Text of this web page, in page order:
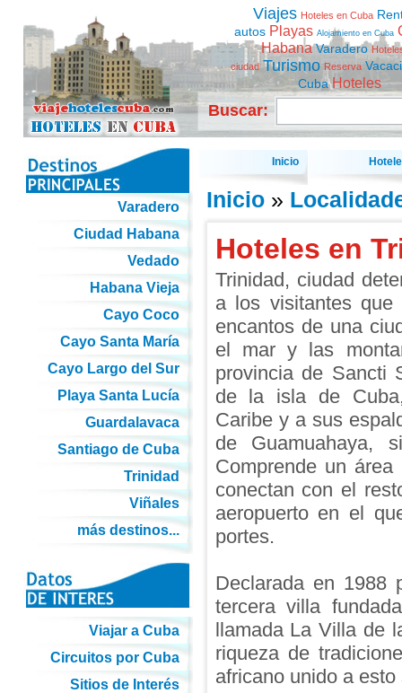
Viajes Hoteles en Cuba
autos Playas Alojamiento en Cuba
Habana Varadero
ciudad Turismo Reserva
Cuba Hoteles
Buscar:
Inicio
Inicio»
Hoteles en
Trinidad, ciudad
a los visitantes
encantos de una
el mar y las
provincia de Sancti
de la isla de
Caribe y a sus
de Guamuahaya,
Comprende un
conectan con el
aeropuerto en el
portes.
Declarada en 1988
tercera villa
llamada La Villa de
riqueza de
africano unido a
Varadero
Ciudad Habana
Vedado
Habana Vieja
Cayo Coco
Cayo Santa María
Cayo Largo del Sur
Playa Santa Lucía
Guardalavaca
Santiago de Cuba
Trinidad
Viñales
más destinos...
Viajar a Cuba
Circuitos por Cuba
Sitios de Interés